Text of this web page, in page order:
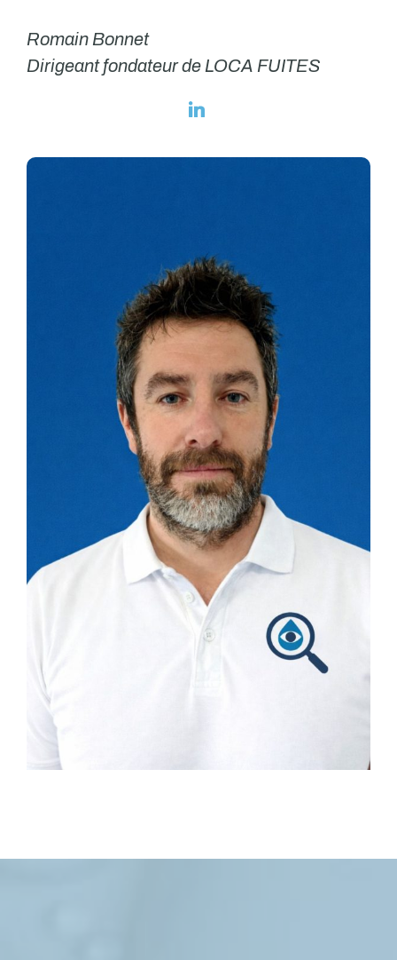
Romain Bonnet
Dirigeant fondateur de LOCA FUITES